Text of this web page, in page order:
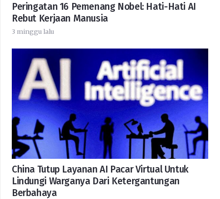
Peringatan 16 Pemenang Nobel: Hati-Hati AI
Rebut Kerjaan Manusia
3 minggu lalu
China Tutup Layanan AI Pacar Virtual Untuk
Lindungi Warganya Dari Ketergantungan
Berbahaya